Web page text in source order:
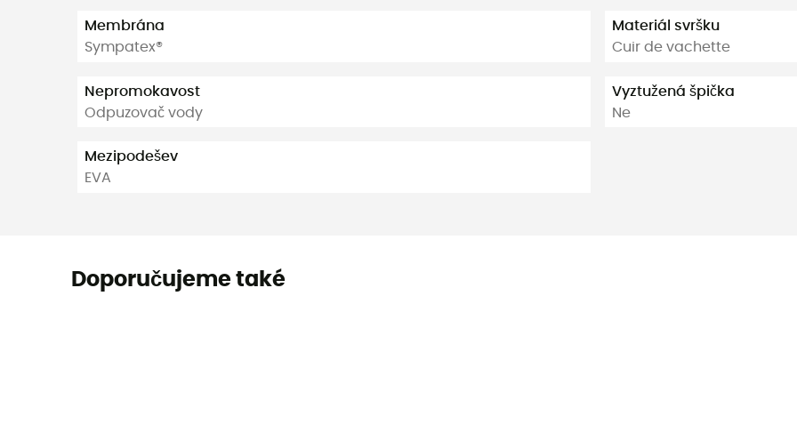
Membrána
Sympatex®
Nepromokavost
Odpuzovač vody
Mezipodešev
EVA
Materiál svršku
Cuir de vachette
Vyztužená špička
Ne
Doporučujeme také